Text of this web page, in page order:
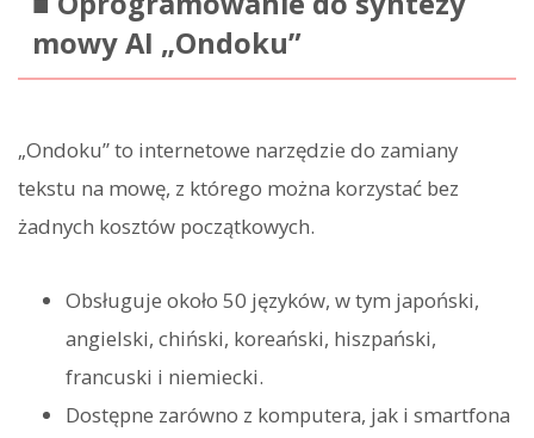
mowy AI „Ondoku”
„Ondoku” to internetowe narzędzie do zamiany
tekstu na mowę, z którego można korzystać bez
żadnych kosztów początkowych.
Obsługuje około 50 języków, w tym japoński,
angielski, chiński, koreański, hiszpański,
francuski i niemiecki.
Dostępne zarówno z komputera, jak i smartfona